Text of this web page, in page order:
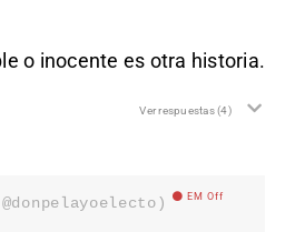
o inocente es otra historia.
Ver respuestas(4)
EM Off